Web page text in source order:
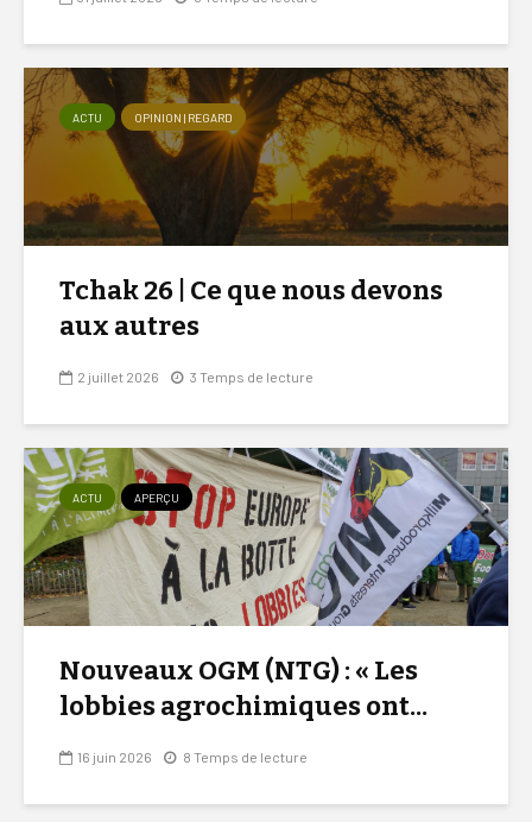
ACTU OPINION | REGARD
Tchak 26 | Ce que nous devons
aux autres
2 juillet 2026 3 Temps de lecture
ACTU APERÇU
Nouveaux OGM (NTG) : « Les
lobbies agrochimiques ont...
16 juin 2026 8 Temps de lecture